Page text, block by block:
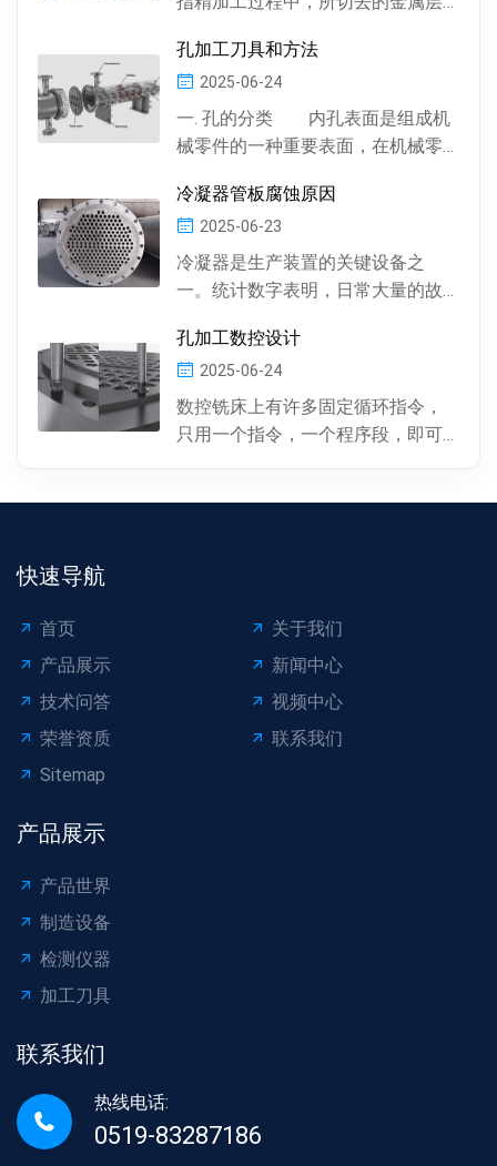
工余量由精加工一次...
孔加工刀具和方法
2025-06-24
一. 孔的分类 内孔表面是组成机
械零件的一种重要表面，在机械零
有圆柱形孔、...
冷凝器管板腐蚀原因
2025-06-23
冷凝器是生产装置的关键设备之
一。统计数字表明，日常大量的故
凝器管材的腐蚀损坏所...
孔加工数控设计
2025-06-24
数控铣床上有许多固定循环指令，
只用一个指令，一个程序段，即可
快速导航
首页
关于我们
产品展示
新闻中心
技术问答
视频中心
荣誉资质
联系我们
Sitemap
产品展示
产品世界
制造设备
检测仪器
加工刀具
联系我们
热线电话:
0519-83287186